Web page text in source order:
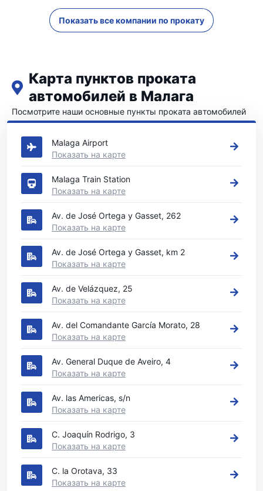
Показать все компании по прокату
Карта пунктов проката
автомобилей в Малага
Посмотрите наши основные пункты проката автомобилей
в Малага
Malaga Airport
Показать на карте
Malaga Train Station
Показать на карте
Av. de José Ortega y Gasset, 262
Показать на карте
Av. de José Ortega y Gasset, km 2
Показать на карте
Av. de Velázquez, 25
Показать на карте
Av. del Comandante García Morato, 28
Показать на карте
Av. General Duque de Aveiro, 4
Показать на карте
Av. las Americas, s/n
Показать на карте
C. Joaquín Rodrigo, 3
Показать на карте
C. la Orotava, 33
Показать на карте